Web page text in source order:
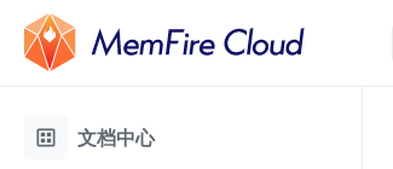
dataset 文档中心